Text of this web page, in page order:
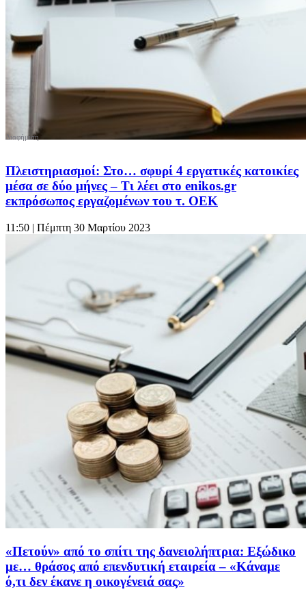
Πλειστηριασμοί: Στο… σφυρί 4 εργατικές κατοικίες
μέσα σε δύο μήνες – Τι λέει στο enikos.gr
εκπρόσωπος εργαζομένων του τ. ΟΕΚ
11:50 | Πέμπτη 30 Μαρτίου 2023
«Πετούν» από το σπίτι της δανειολήπτρια: Εξώδικο
με… θράσος από επενδυτική εταιρεία – «Κάναμε
ό,τι δεν έκανε η οικογένειά σας»